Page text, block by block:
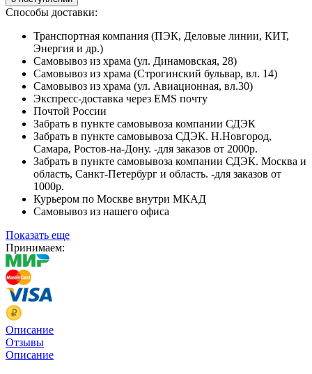
Способы доставки:
Транспортная компания (ПЭК, Деловые линии, КИТ,
Энергия и др.)
Самовывоз из храма (ул. Динамовская, 28)
Самовывоз из храма (Строгинский бульвар, вл. 14)
Самовывоз из храма (ул. Авиационная, вл.30)
Экспресс-доставка через EMS почту
Почтой России
Забрать в пункте самовывоза компании СДЭК
Забрать в пункте самовывоза СДЭК. Н.Новгород,
Самара, Ростов-на-Дону. -для заказов от 2000р.
Забрать в пункте самовывоза компании СДЭК. Москва и
область, Санкт-Петербург и область. -для заказов от
1000р.
Курьером по Москве внутри МКАД
Самовывоз из нашего офиса
Показать еще
Принимаем:
Описание
Отзывы
Описание